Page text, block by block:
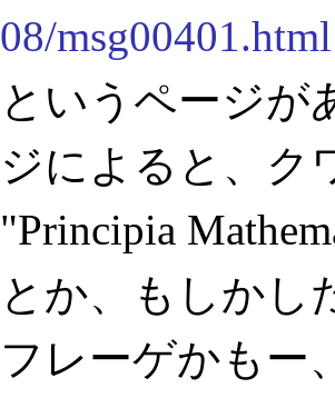
08/msg00401.html
というページが
ジによると、ク
"Principia
とか、もしかし
フレーゲかもー